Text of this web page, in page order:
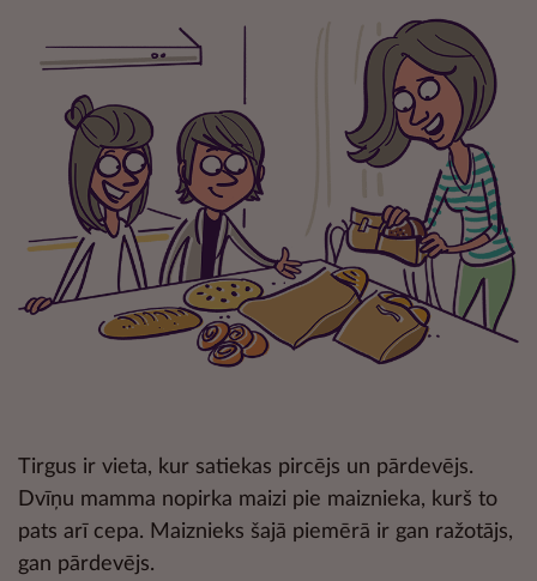
Tirgus ir vieta, kur satiekas pircējs un pārdevējs.
Dvīņu mamma nopirka maizi pie maiznieka, kurš to
pats arī cepa. Maiznieks šajā piemērā ir gan ražotājs,
gan pārdevējs.